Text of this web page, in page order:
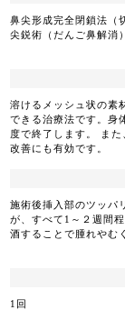
鼻尖形成完全閉鎖法
尖鋭術（だんご鼻解消
溶けるメッシュ状の素
できる治療法です。身
度で終了します。 ま
改善にも有効です。
施術後挿入部のツッパ
が、すべて1～２週間
酒することで腫れやむ
1回